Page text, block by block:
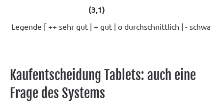
(3,1)
Legende [ ++ sehr gut | + gut | o durchschnittlich | -
Kaufentscheidung Tablets: auch eine
Frage des Systems